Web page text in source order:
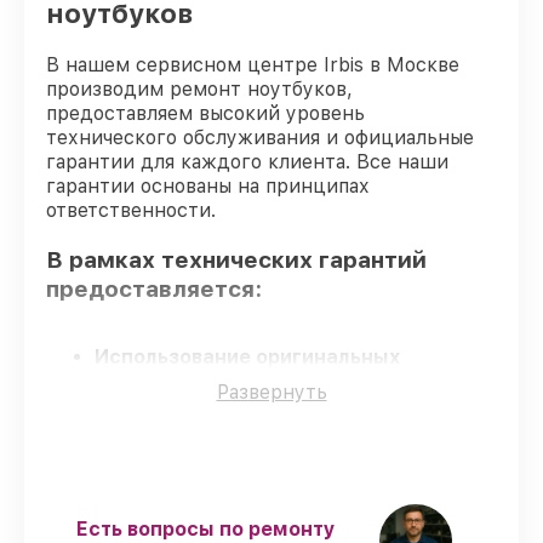
Ремонт видеокарты ноутбука Irbis
ноутбуков
В нашем сервисном центре Irbis в Москве
производим ремонт ноутбуков,
предоставляем высокий уровень
технического обслуживания и официальные
гарантии для каждого клиента. Все наши
гарантии основаны на принципах
ответственности.
В рамках технических гарантий
предоставляется:
Использование оригинальных
– для всех видов починки
ноутбуков применяются только
Точные сроки выполнения
– соблюдаем
Развернуть
Есть вопросы по ремонту